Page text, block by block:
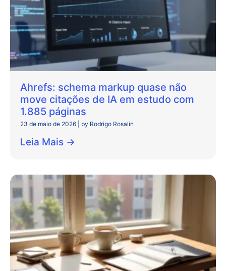
Ahrefs: schema markup quase não
move citações de IA em estudo com
1.885 páginas
23 de maio de 2026 by Rodrigo Rosalin
Leia Mais →